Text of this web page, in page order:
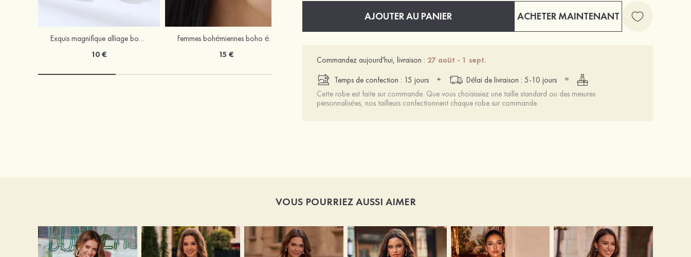
Exquis magnifique alliage boucles d'oreilles avec strass
10 €
Femmes bohémiennes boho élégantes zircon strass boucles d'oreilles
15 € 12 €
AJOUTER AU PANIER ACHETER MAINTENANT
Commandez aujourd'hui, livraison : 27 août - 1 sept.
Temps de confection : 15 jours
+ Délai de livraison : 5-10 jours
=
Cette robe est faite sur commande. Que vous choisissiez une taille standard ou des mesures
personnalisées, nos tailleurs confectionnent chaque robe sur commande.
VOUS POURRIEZ AUSSI AIMER